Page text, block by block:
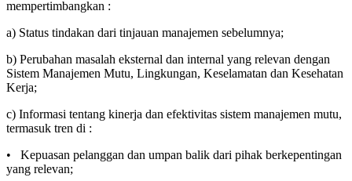
mempertimbangkan :
a) Status tindakan dari tinjauan manajemen sebelumnya;
b) Perubahan masalah eksternal dan internal yang relevan dengan
Sistem Manajemen Mutu, Lingkungan, Keselamatan dan Kesehatan
Kerja;
c) Informasi tentang kinerja dan efektivitas sistem manajemen mutu,
termasuk tren di :
• Kepuasan pelanggan dan umpan balik dari pihak berkepentingan
yang relevan;